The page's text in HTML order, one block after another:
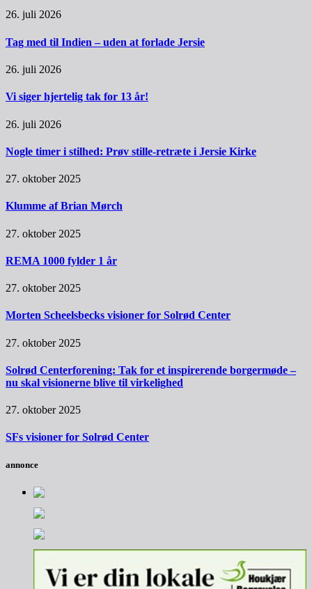
26. juli 2026
Tag med til Indien – uden at forlade Jersie
26. juli 2026
Vi siger hjertelig tak for 13 år!
26. juli 2026
Nogle timer i stilhed: Prøv stille-retræte i Jersie Kirke
27. oktober 2025
Klumme af Brian Mørch
27. oktober 2025
REMA 1000 fylder 1 år
27. oktober 2025
Morten Scheelsbecks visioner for Solrød Center
27. oktober 2025
Solrød Centerforening: Tak for et inspirerende borgermøde –
nu skal visionerne blive til virkelighed
27. oktober 2025
SFs visioner for Solrød Center
annonce